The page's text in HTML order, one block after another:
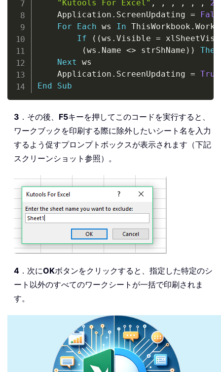
"Kutools For Excel" , , , , , , 2
    Application
. ScreenUpdating =
For
Each ws In ThisWorkbook .
If
( (ws . Visible =
(ws . Name <> strShName ) ) Then
Next ws
    Application
. ScreenUpdating = True
End
Sub
3 ．その後、 F5キーを押してこのコードを実行すると、
ワークブックを印刷する際に除外したいシート名を入力
するよう促すプロンプトボックスが表示されます（下記
スクリーンショット参照）。
4 ．次にOKボタンをクリックすると、指定した特定のシ
ート以外のすべてのワークシートが一括で印刷されま
す。